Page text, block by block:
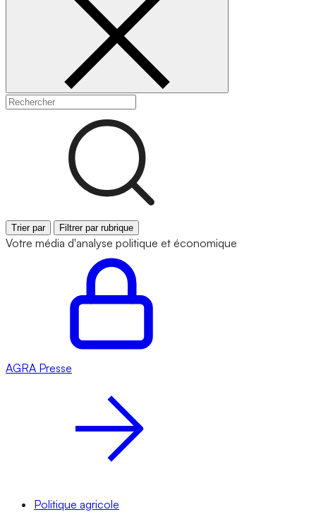
Trier par Filtrer par rubrique
Votre média d'analyse politique et économique
AGRA Presse
Politique agricole